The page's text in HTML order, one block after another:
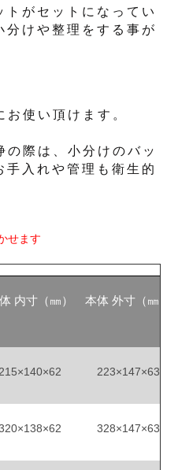
トがセットになってい
分けや整理をする事が
使い頂けます。
際は、小分けのバッ
手入れや管理も衛生的
せます
内寸（㎜） 本体 外寸（㎜）
215×140×62 223×147×63
328×147×63